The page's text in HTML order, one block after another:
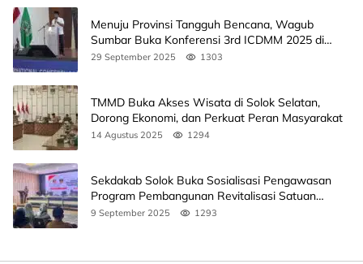
Menuju Provinsi Tangguh Bencana, Wagub
Sumbar Buka Konferensi 3rd ICDMM 2025 di
Unand
29 September 2025 1303
TMMD Buka Akses Wisata di Solok Selatan,
Dorong Ekonomi, dan Perkuat Peran Masyarakat
14 Agustus 2025 1294
Sekdakab Solok Buka Sosialisasi Pengawasan
Program Pembangunan Revitalisasi Satuan
Pendidikan
9 September 2025 1293